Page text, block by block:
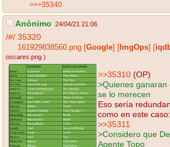
>>>35340
Anónimo 24/04/21 21:06
/#/ 35320
161929838560.png Google ImgOps
oscares.png )
>>35310 (OP)
>Quienes
se lo merecen
Eso sería
como en este caso:
>>35311
>Considero que
Agente Topo